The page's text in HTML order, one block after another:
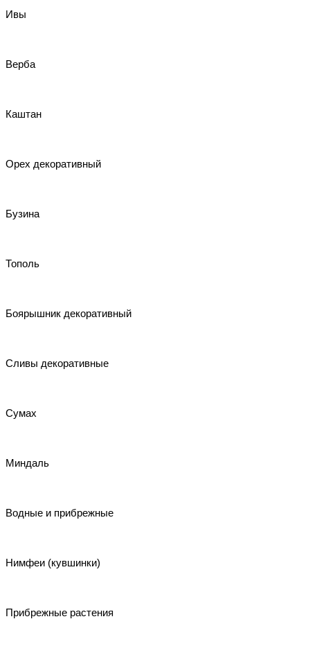
Ивы
Верба
Каштан
Орех декоративный
Бузина
Тополь
Боярышник декоративный
Сливы декоративные
Сумах
Миндаль
Водные и прибрежные
Нимфеи (кувшинки)
Прибрежные растения